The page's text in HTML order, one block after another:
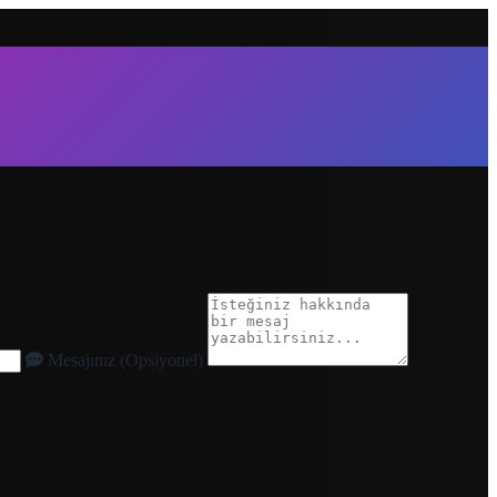
Mesajınız (Opsiyonel)